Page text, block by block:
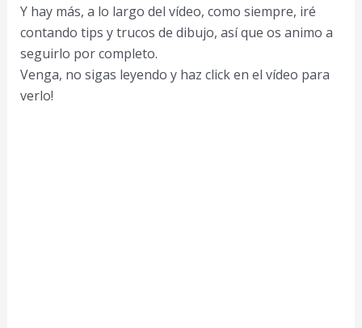
Y hay más, a lo largo del vídeo, como siempre, iré
contando tips y trucos de dibujo, así que os animo a
seguirlo por completo.
Venga, no sigas leyendo y haz click en el vídeo para
verlo!